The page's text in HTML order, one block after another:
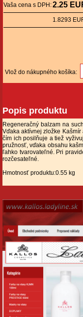
Vaša cena s DPH:2.25
1.8293
Vlož do nákupného košíka:
Popis produktu
Regeneračný balzam na
Vďaka aktívnej zložke
čím ich posilňuje a tiež
pružnosť, vďaka obsahu
ľahko tvarovateľné. Pri
rozčesateľné.
Hmotnosť produktu:0.55 kg